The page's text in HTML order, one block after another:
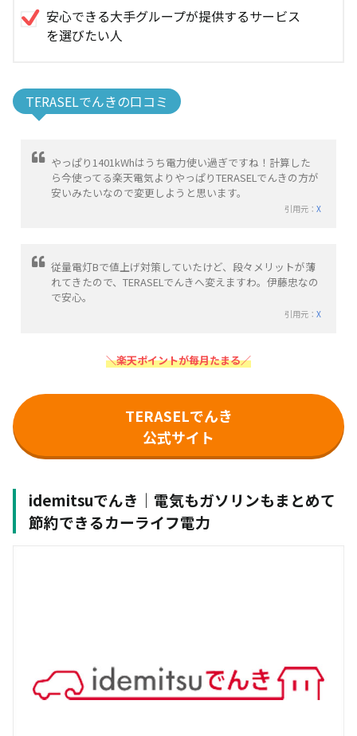
安心できる大手グループが提供するサービス
を選びたい人
TERASELでんきの口コミ
やっぱり1401kWhはうち電力使い過ぎですね！計算した
ら今使ってる楽天電気よりやっぱりTERASELでんきの方が
安いみたいなので変更しようと思います。
引用元： X
従量電灯Bで値上げ対策していたけど、段々メリットが薄
れてきたので、TERASELでんきへ変えますわ。伊藤忠なの
で安心。
引用元： X
＼楽天ポイントが毎月たまる／
TERASELでんき
公式サイト
idemitsuでんき｜電気もガソリンもまとめて
節約できるカーライフ電力